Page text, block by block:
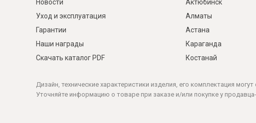
Новости
Уход и эксплуатация
Гарантии
Наши награды
Скачать каталог PDF
Актюбинск
Алматы
Астана
Караганда
Костанай
Дизайн, технические характеристики изделия, его комплектация
Уточняйте информацию о товаре при заказе и/или покупке у